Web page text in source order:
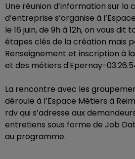
Une réunion d’information sur
d’entreprise s’organise à
le 16 juin, de 9h à 12h, on vous
étapes clés de la création mais
Renseignement et inscription à
et des métiers d'Epernay-
La rencontre avec les
déroule à l’Espace Métiers à
rdv qui s’adresse aux
entretiens sous forme de Job
au programme.